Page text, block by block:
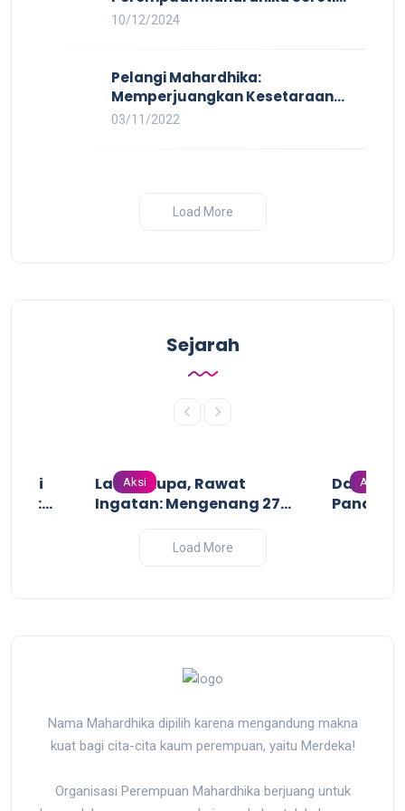
Kerja Layak yang Inklusif bagi
10/12/2024
Pelangi Mahardhika:
Memperjuangkan Kesetaraan
untuk Pekerja LBTQ
03/11/2022
Load More
Sejarah
dari
Aksi
Lawan Lupa, Rawat
Ingatan: Mengenang 27
Pembantaian Massal oleh
Aksi
Dari
Load More
Nama Mahardhika dipilih karena mengandung makna
kuat bagi cita-cita kaum perempuan, yaitu Merdeka!
Organisasi Perempuan Mahardhika berjuang untuk